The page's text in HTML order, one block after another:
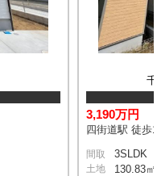
3,190万円
四街道駅 徒歩
間取 3SLDK
土地 130.83㎡